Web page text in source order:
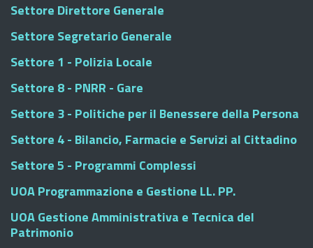
Settore Direttore Generale
Settore Segretario Generale
Settore 1 - Polizia Locale
Settore 8 - PNRR - Gare
Settore 3 - Politiche per il Benessere della Persona
Settore 4 - Bilancio, Farmacie e Servizi al Cittadino
Settore 5 - Programmi Complessi
UOA Programmazione e Gestione LL. PP.
UOA Gestione Amministrativa e Tecnica del
Patrimonio